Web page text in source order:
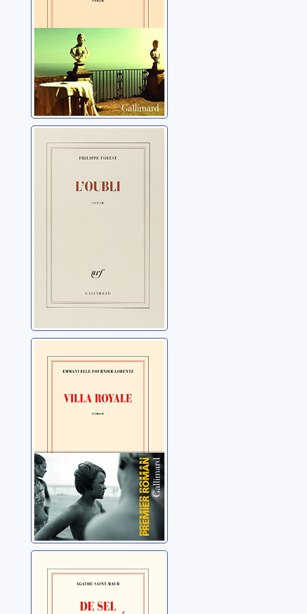
L'oubli
Forest, Philippe
Villa royale
Fournier-Lorentz,
Emmanuelle
De sel et de
fumée
Saint-Maur, Agathe